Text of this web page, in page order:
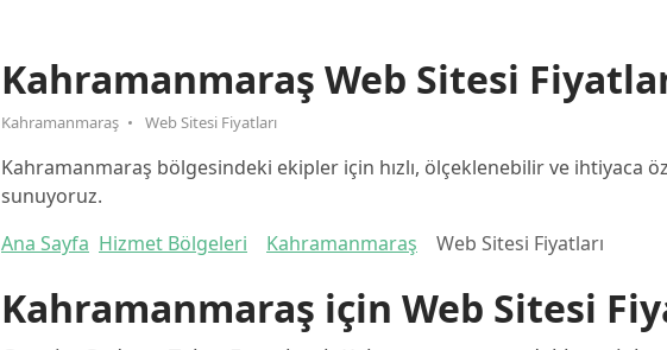
Kahramanmaraş Web Sitesi
Kahramanmaraş Web Sitesi Fiyatları
Kahramanmaraş bölgesindeki ekipler için hızlı, ölçeklenebilir ve ihtiyaca
sunuyoruz.
Ana Sayfa Hizmet Bölgeleri Kahramanmaraş Web Sitesi Fiyatları
Kahramanmaraş için Web Sitesi